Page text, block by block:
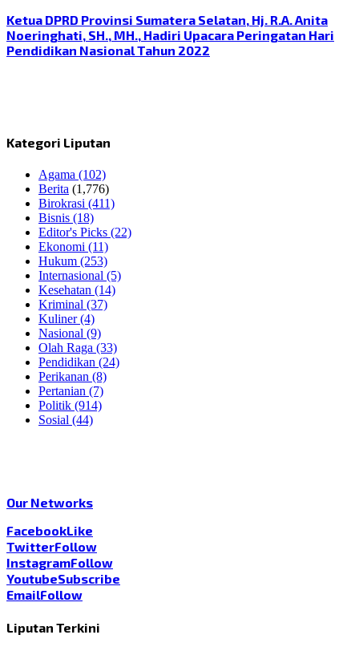
Ketua DPRD Provinsi Sumatera Selatan, Hj. R.A. Anita
Noeringhati, SH., MH., Hadiri Upacara Peringatan Hari
Pendidikan Nasional Tahun 2022
Kategori Liputan
Agama (102)
Berita (1,776)
Birokrasi (411)
Bisnis (18)
Editor's Picks (22)
Ekonomi (11)
Hukum (253)
Internasional (5)
Kesehatan (14)
Kriminal (37)
Kuliner(4)
Nasional (9)
Olah Raga (33)
Pendidikan (24)
Perikanan (8)
Pertanian (7)
Politik (914)
Sosial (44)
Our Networks
FacebookLike
TwitterFollow
InstagramFollow
YoutubeSubscribe
EmailFollow
Liputan Terkini